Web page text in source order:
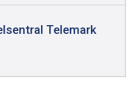
Telemark